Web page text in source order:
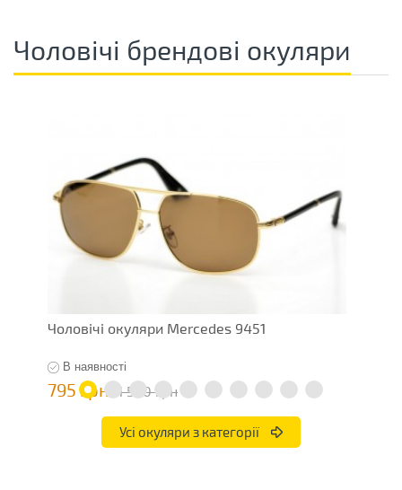
Чоловічі брендові окуляри
Чоловічі окуляри Mercedes 9451
В наявності
795 грн 1 590 грн
Усі окуляри з категорії